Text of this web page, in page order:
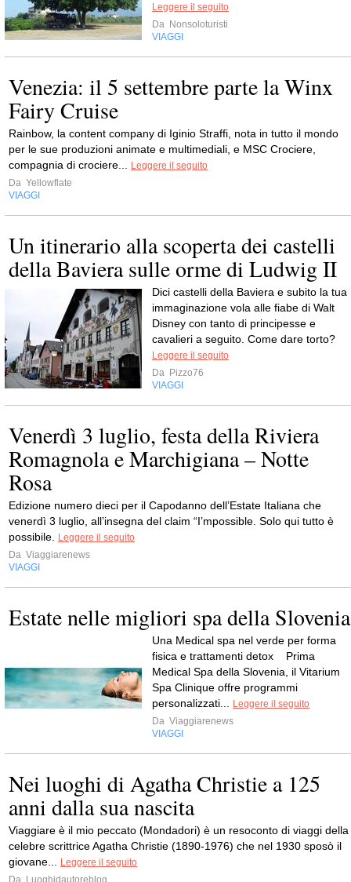
Leggere il seguito
Da Nonsoloturisti
VIAGGI
Venezia: il 5 settembre parte la Winx
Fairy Cruise
Rainbow, la content company di Iginio Straffi, nota in tutto il mondo
per le sue produzioni animate e multimediali, e MSC Crociere,
compagnia di crociere... Leggere il seguito
Da Yellowflate
VIAGGI
Un itinerario alla scoperta dei castelli
della Baviera sulle orme di Ludwig II
Dici castelli della Baviera e subito la tua
immaginazione vola alle fiabe di Walt
Disney con tanto di principesse e
cavalieri a seguito. Come dare torto?
Leggere il seguito
Da Pizzo76
VIAGGI
Venerdì 3 luglio, festa della Riviera
Romagnola e Marchigiana – Notte
Rosa
Edizione numero dieci per il Capodanno dell’Estate Italiana che
venerdì 3 luglio, all’insegna del claim “I’mpossible. Solo qui tutto è
possibile. Leggere il seguito
Da Viaggiarenews
VIAGGI
Estate nelle migliori spa della Slovenia
Una Medical spa nel verde per forma
fisica e trattamenti detox Prima
Medical Spa della Slovenia, il Vitarium
Spa Clinique offre programmi
personalizzati... Leggere il seguito
Da Viaggiarenews
VIAGGI
Nei luoghi di Agatha Christie a 125
anni dalla sua nascita
Viaggiare è il mio peccato (Mondadori) è un resoconto di viaggi della
celebre scrittrice Agatha Christie (1890-1976) che nel 1930 sposò il
giovane... Leggere il seguito